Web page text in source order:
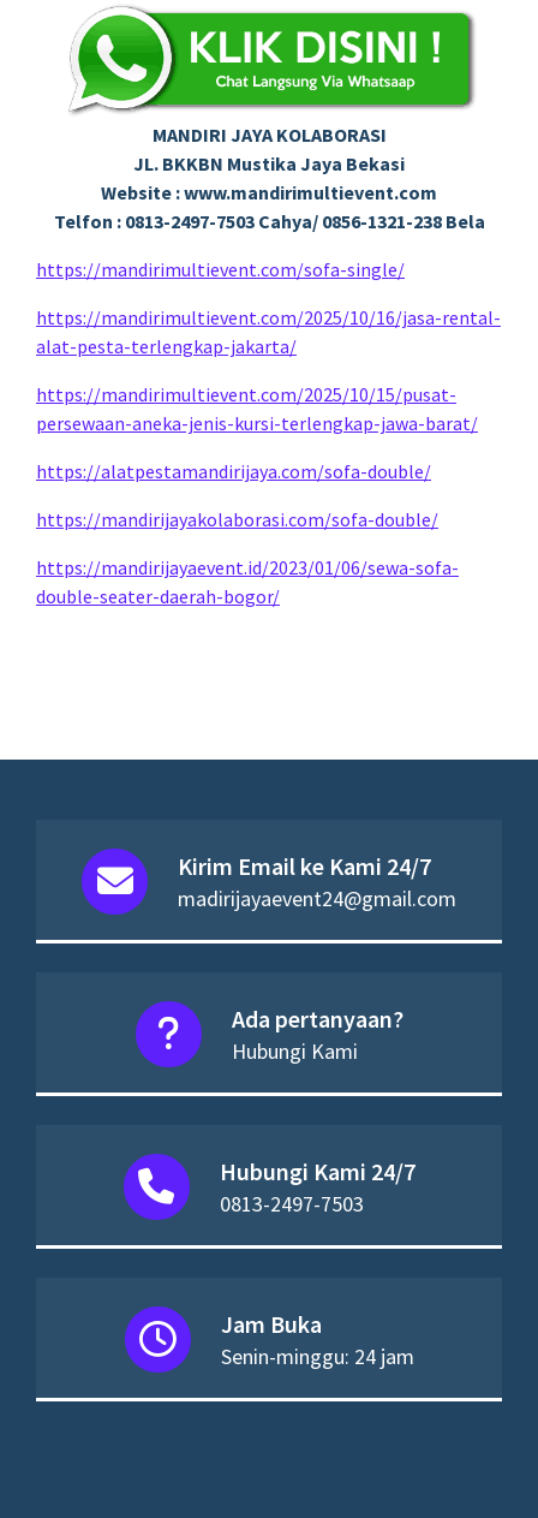
MANDIRI JAYA KOLABORASI
JL. BKKBN Mustika Jaya Bekasi
Website : www.mandirimultievent.com
Telfon : 0813-2497-7503 Cahya/ 0856-1321-238 Bela
https://mandirimultievent.com/sofa-single/
https://mandirimultievent.com/2025/10/16/jasa-rental-
alat-pesta-terlengkap-jakarta/
https://mandirimultievent.com/2025/10/15/pusat-
persewaan-aneka-jenis-kursi-terlengkap-jawa-barat/
https://alatpestamandirijaya.com/sofa-double/
https://mandirijayakolaborasi.com/sofa-double/
https://mandirijayaevent.id/2023/01/06/sewa-sofa-
double-seater-daerah-bogor/
Kirim Email ke Kami 24/7
madirijayaevent24@gmail.com
Ada pertanyaan?
Hubungi Kami
Hubungi Kami 24/7
0813-2497-7503
Jam Buka
Senin-minggu: 24 jam